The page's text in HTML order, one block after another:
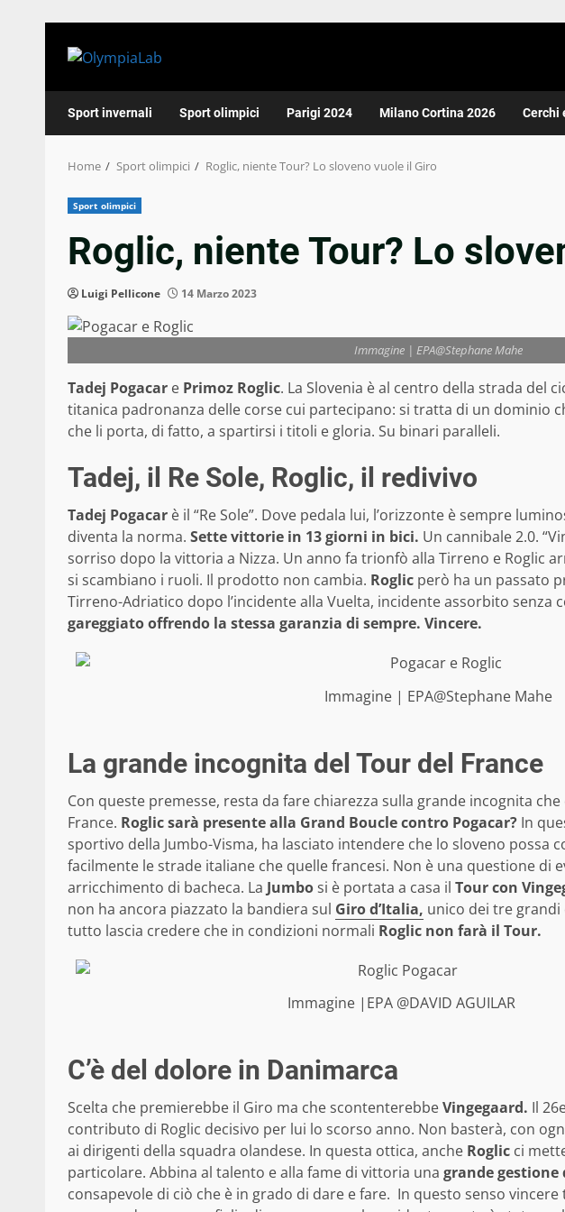
Sport invernali Sport olimpici Parigi 2024 Milano Cortina 2026 Cerchi
Home Sport olimpici Roglic, niente Tour? Lo sloveno vuole il Giro
Sport olimpici
Roglic, niente Tour? Lo
Luigi Pellicone 14 Marzo 2023
Immagine | EPA@Stephane Mahe
Tadej Pogacar e Primoz Roglic. La Slovenia è al centro della strada del
titanica padronanza delle corse cui partecipano: si tratta di un dominio
che li porta, di fatto, a spartirsi i titoli e gloria. Su binari paralleli.
Tadej, il Re Sole, Roglic, il redivivo
Tadej Pogacar è il “Re Sole”. Dove pedala lui, l’orizzonte è sempre
diventa la norma. Sette vittorie in 13 giorni in bici. Un cannibale 2.0.
sorriso dopo la vittoria a Nizza. Un anno fa trionfò alla Tirreno e Roglic
si scambiano i ruoli. Il prodotto non cambia. Roglic però ha un passato
Tirreno-Adriatico dopo l’incidente alla Vuelta, incidente assorbito senza
gareggiato offrendo la stessa garanzia di sempre. Vincere.
Immagine | EPA@Stephane Mahe
La grande incognita del Tour del France
Con queste premesse, resta da fare chiarezza sulla grande incognita
France. Roglic sarà presente alla Grand Boucle contro Pogacar? In
sportivo della Jumbo-Visma, ha lasciato intendere che lo sloveno possa
facilmente le strade italiane che quelle francesi. Non è una questione di
arricchimento di bacheca. La Jumbosi è portata a casa il Tour con
non ha ancora piazzato la bandiera sul Giro d’Italia, unico dei tre grandi
tutto lascia credere che in condizioni normali Roglic non farà il Tour.
Immagine |EPA @DAVID AGUILAR
C’è del dolore in Danimarca
Scelta che premierebbe il Giro ma che scontenterebbeVingegaard. Il
contributo di Roglic decisivo per lui lo scorso anno. Non basterà, con
ai dirigenti della squadra olandese. In questa ottica, anche Roglic ci
particolare. Abbina al talento e alla fame di vittoria una grande gestione
consapevole di ciò che è in grado di dare e fare. In questo senso